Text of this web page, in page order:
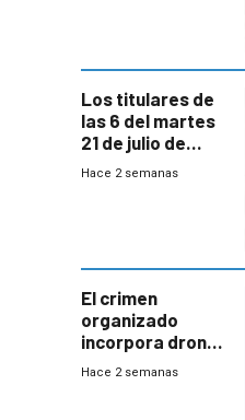
Los titulares de
las 6 del martes
21 de julio de
2026
Hace 2 semanas
El crimen
organizado
incorpora drones
y abre un nuevo
Hace 2 semanas